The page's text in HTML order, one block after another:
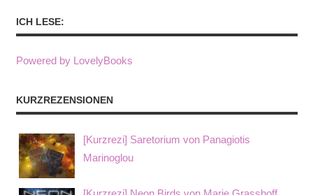
ICH LESE:
Powered by LovelyBooks
KURZREZENSIONEN
[Kurzrezi] Saretorium von Panagiotis
Marinoglou